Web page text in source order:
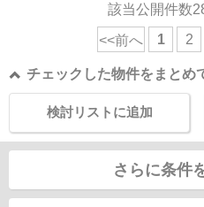
該当公開件数
<<前へ 1 2
チェックした物件をまとめ
検討リストに追加
さらに条件